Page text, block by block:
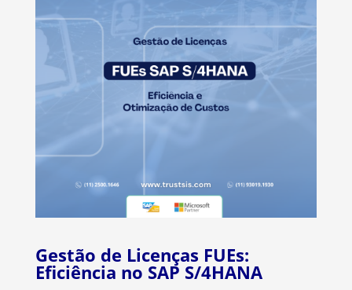
Gestão de Licenças FUEs:
Eficiência no SAP S/4HANA